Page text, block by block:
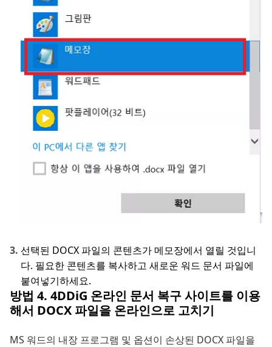
선택된 DOCX 파일의 콘텐츠가 메모장에서 열릴 것입니
다. 필요한 콘텐츠를 복사하고 새로운 워드 문서 파일에
붙여넣기하세요.
방법 4. 4DDiG 온라인 문서 복구 사이트를 이용
해서 DOCX 파일을 온라인으로 고치기
MS 워드의 내장 프로그램 및 옵션이 손상된 DOCX 파일을